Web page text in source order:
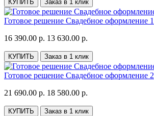
КУПИТЬ Заказ в 1 клик
Готовое решение Свадебное оформление 1
16 390.00 р. 13 630.00 р.
КУПИТЬ Заказ в 1 клик
Готовое решение Свадебное оформление 2
21 690.00 р. 18 580.00 р.
КУПИТЬ Заказ в 1 клик